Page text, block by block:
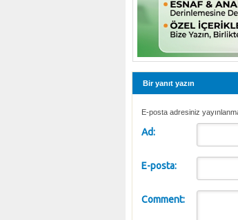
Bir yanıt yazın
E-posta adresiniz
Ad:
E-posta:
Comment: